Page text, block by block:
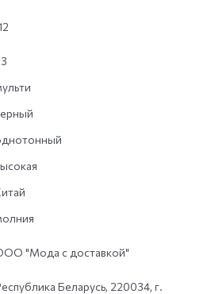
"Мода с доставкой"
Беларусь, 220034, г.